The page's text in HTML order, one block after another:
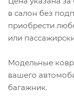
в салон без
приобрести
или
Модельные
вашего
багажник.